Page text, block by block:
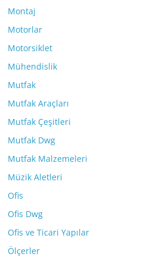
Montaj
Motorlar
Motorsiklet
Mühendislik
Mutfak
Mutfak Araçları
Mutfak Çeşitleri
Mutfak Dwg
Mutfak Malzemeleri
Müzik Aletleri
Ofis
Ofis Dwg
Ofis ve Ticari Yapılar
Ölçerler